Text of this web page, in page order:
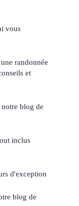
vous
randonnée
et
blog de
inclus
d'exception
blog de